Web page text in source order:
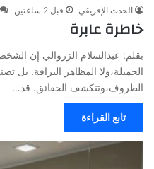
الحدث الإفريقي قبل 2 ساعتين
خاطرة عابرة
بقلم: عبدالسلام الزروالي إن
الجميلة،ولا المظاهر البراقة. بل
الظروف،وتنكشف الحقائق. قد…
تابع القراءة